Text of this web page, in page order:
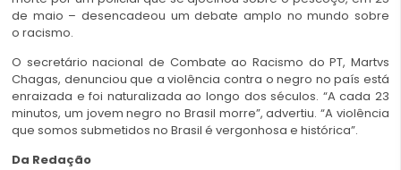
de maio – desencadeou um debate amplo no mundo sobre
o racismo.
O secretário nacional de Combate ao Racismo do PT, Martvs
Chagas, denunciou que a violência contra o negro no país está
enraizada e foi naturalizada ao longo dos séculos. “A cada 23
minutos, um jovem negro no Brasil morre”, advertiu. “A violência
que somos submetidos no Brasil é vergonhosa e histórica”.
Da Redação